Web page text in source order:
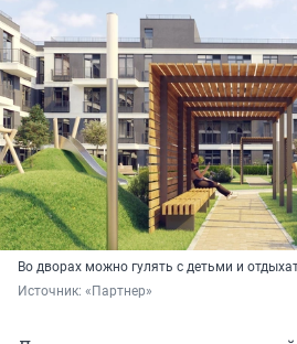
Во дворах можно гулять с детьми и
Источник: «Партнер»